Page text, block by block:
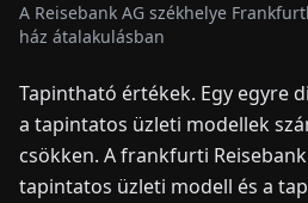
HÍREK
A Reisebank AG székhelye
ház átalakulásban
Tapintható értékek. Egy egyre
a tapintatos üzleti modellek
csökken. A frankfurti
tapintatos üzleti modell és a